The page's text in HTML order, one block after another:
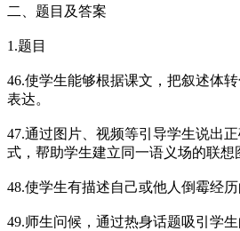
二、题目及答案
1.题目
46.使学生能够根据课文，把叙述体
表达。
47.通过图片、视频等引导学生说出
式，帮助学生建立同一语义场的联想
48.使学生有描述自己或他人倒霉经历
49.师生问候，通过热身话题吸引学生